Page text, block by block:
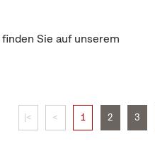
Sie auf unserem
|< < 1 2 3